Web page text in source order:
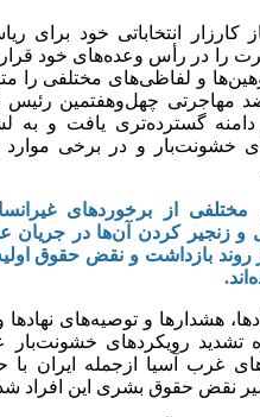
کارزار انتخاباتی خود برای
را در رأس وعده‌های خود
و لفاظی‌های مختلفی را
مهاجرتی چهل‌وهفتمین رئیس
گسترده‌تری یافت و به
خشونت‌بار و در برخی موارد
از برخورد‌های
و زنجیر کردن آن‌ها در جریان
بازداشت و نقض حقوق
هشدار‌ها و توصیه‌های
تشدید رویکرد‌های خشونت‌بار
غرب آسیا ازجمله ایران
نقض حقوق بشری این افراد